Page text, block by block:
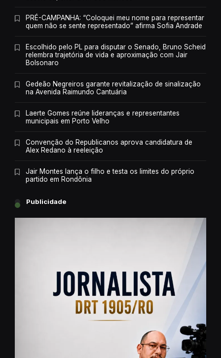
PRÉ-CAMPANHA: “Coloquei meu nome para representar
quem não se sente representado” afirma Sofia Andrade
Escolhido pelo PL para disputar o Senado, Bruno Scheid
relembra trajetória de vida e aproximação com Jair
Bolsonaro
Gedeão Negreiros garante revitalização de sinalização
na Avenida Raimundo Cantuária
Laerte Gomes reúne lideranças e representantes
municipais em Porto Velho
Convenção do Republicanos aprova candidatura de
Alex Redano à reeleição
Jair Montes lança o filho e testa os limites do próprio
partido em Rondônia
Publicidade